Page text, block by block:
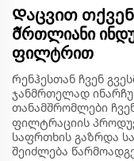
Დაცვით
მัრთლიანი
ფილტრით
Რენჰესთან ჩვენ
ჯანმრთელად
თანამშრომლები
ფილტრაციის
საფრთხის გაზრდა
შეიძლება